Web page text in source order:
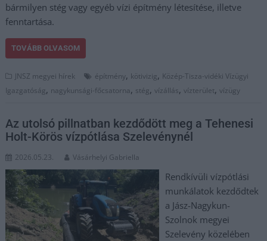
bármilyen stég vagy egyéb vízi építmény létesítése, illetve
fenntartása.
TOVÁBB OLVASOM
JNSZ megyei hírek építmény, kötivizig, Közép-Tisza-vidéki Vízügyi
Igazgatóság, nagykunsági-főcsatorna, stég,vízállás,vízterület,vízügy
Az utolsó pillnatban kezdődött meg a Tehenesi
Holt-Körös vízpótlása Szelevénynél
2026.05.23. Vásárhelyi Gabriella
Rendkívüli vízpótlási
munkálatok kezdődtek
a Jász-Nagykun-
Szolnok megyei
Szelevény közelében